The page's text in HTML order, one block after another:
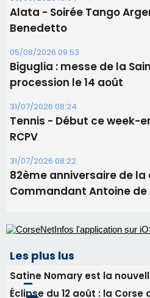
06/08/2026 15:57
Ucciani – Marché des
11 août
06/08/2026 15:25
Corte – L’association A
projection sous les étoiles
06/08/2026 15:04
Alata - Soirée Tango
Benedetto
05/08/2026 09:53
Biguglia : messe de la
procession le 14 août
Tennis - Début ce week-
RCPV
31/07/2026 08:22
82ème anniversaire de